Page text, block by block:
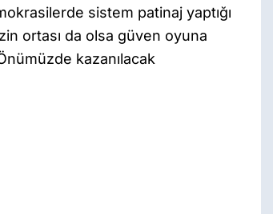
sistem patinaj yaptığı
ortası da olsa güven oyuna
kazanılacak